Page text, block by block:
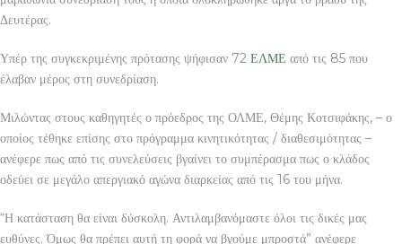
Δευτέρας.
Υπέρ της συγκεκριμένης πρότασης ψήφισαν 72 ΕΛΜΕ από τις 85 που
έλαβαν μέρος στη συνεδρίαση.
Μιλώντας στους καθηγητές ο πρόεδρος της ΟΛΜΕ, Θέμης Κοτσιφάκης, – ο
οποίος τέθηκε επίσης στο πρόγραμμα κινητικότητας / διαθεσιμότητας –
ανέφερε πως από τις συνελεύσεις βγαίνει το συμπέρασμα πως ο κλάδος
οδεύει σε μεγάλο απεργιακό αγώνα διαρκείας από τις 16 του μήνα.
“Η κατάσταση θα είναι δύσκολη. Αντιλαμβανόμαστε όλοι τις δικές μας
ευθύνες. Όμως θα πρέπει αυτή τη φορά να βγούμε μπροστά” ανέφερε